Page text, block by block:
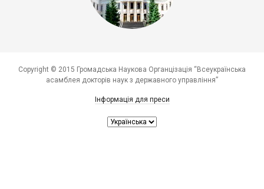
Copyright © 2015 Громадська Наукова Органцізація “Всеукраїнська
асамблея докторів наук з державного управління”
Інформація для преси